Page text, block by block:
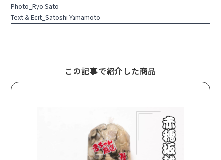
Photo_Ryo Sato
Text & Edit_Satoshi Yamamoto
この記事で紹介した商品